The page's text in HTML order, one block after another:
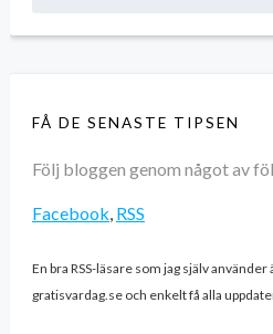
FÅ DE SENASTE TIPSEN
Följ bloggen genom något av
Facebook, RSS
En bra RSS-läsare som jag själv använder
gratisvardag.se och enkelt få alla